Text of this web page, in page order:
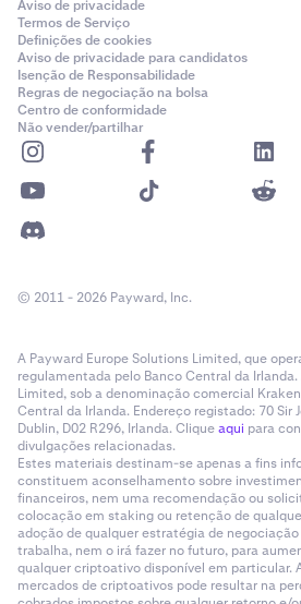
Aviso de privacidade
Termos de Serviço
Definições de cookies
Aviso de privacidade para candidatos
Isenção de Responsabilidade
Regras de negociação na bolsa
Centro de conformidade
Não vender/partilhar
© 2011 - 2026 Payward, Inc.
A Payward Europe Solutions Limited, que
regulamentada pelo Banco Central da
Limited, sob a denominação comercial
Central da Irlanda. Endereço registado: 70 Sir
Dublin, D02 R296, Irlanda. Cliqueaqui para
divulgações relacionadas.
Estes materiais destinam-se apenas a fins
constituem aconselhamento sobre
financeiros, nem uma recomendação ou
colocação em staking ou retenção de
adoção de qualquer estratégia de
trabalha, nem o irá fazer no futuro, para
qualquer criptoativo disponível em particular.
mercados de criptoativos pode resultar na